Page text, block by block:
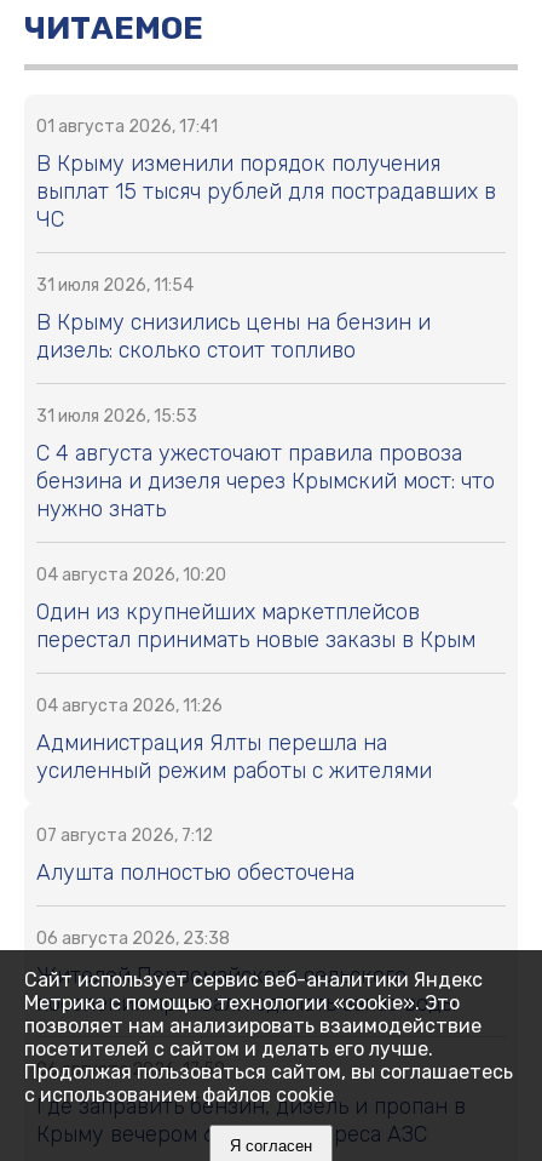
ЧИТАЕМОЕ
01 августа 2026, 17:41
В Крыму изменили порядок получения
выплат 15 тысяч рублей для пострадавших в
ЧС
31 июля 2026, 11:54
В Крыму снизились цены на бензин и
дизель: сколько стоит топливо
31 июля 2026, 15:53
С 4 августа ужесточают правила провоза
бензина и дизеля через Крымский мост: что
нужно знать
04 августа 2026, 10:20
Один из крупнейших маркетплейсов
перестал принимать новые заказы в Крым
04 августа 2026, 11:26
Администрация Ялты перешла на
усиленный режим работы с жителями
07 августа 2026, 7:12
Алушта полностью обесточена
06 августа 2026, 23:38
Жителей Первомайского сельского
поселения призвали сделать запас воды
06 августа 2026, 17:59
Где заправить бензин, дизель и пропан в
Крыму вечером 6 августа: адреса АЗС
Сайт использует сервис веб-аналитики Яндекс
Метрика с помощью технологии «cookie». Это
позволяет нам анализировать взаимодействие
посетителей с сайтом и делать его лучше.
Продолжая пользоваться сайтом, вы соглашаетесь
с использованием файлов cookie
Я согласен